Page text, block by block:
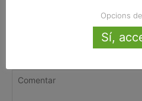
Opcions
Sí,